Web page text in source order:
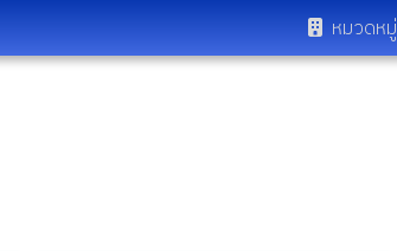
หมวดหมู่